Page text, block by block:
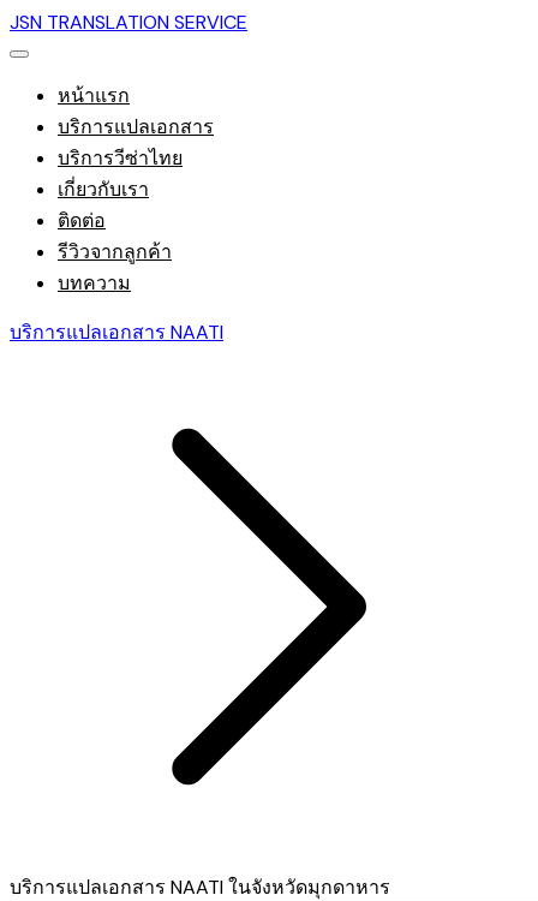
JSN TRANSLATION SERVICE
หน้าแรก
บริการแปลเอกสาร
บริการวีซ่าไทย
เกี่ยวกับเรา
ติดต่อ
รีวิวจากลูกค้า
บทความ
บริการแปลเอกสาร NAATI
บริการแปลเอกสาร NAATI ในจังหวัดมุกดาหาร